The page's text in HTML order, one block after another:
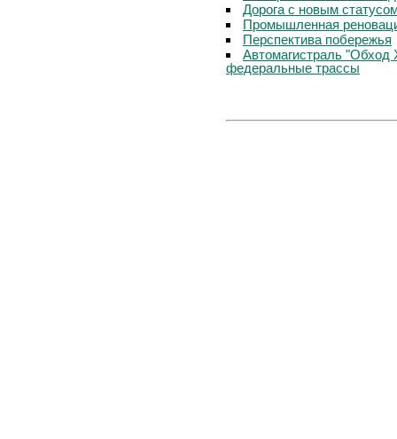
Дорога с новым
Промышленная
Перспектива побережья
Автомагистраль "Обход
федеральные трассы